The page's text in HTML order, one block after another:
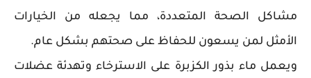
مشاكل الصحة المتعددة، مما يجعله من الخيارات
الأمثل لمن يسعون للحفاظ على صحتهم بشكل عام.
ويعمل ماء بذور الكزبرة على الاسترخاء وتهدئة عضلات